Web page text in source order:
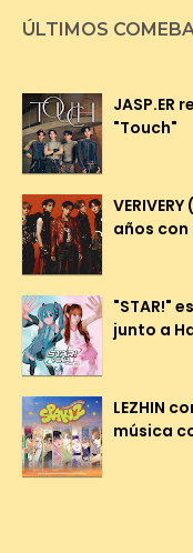
ÚLTIMOS
JASP.ER
"Touch"
años con
"STAR!"
junto a
LEZHIN
música